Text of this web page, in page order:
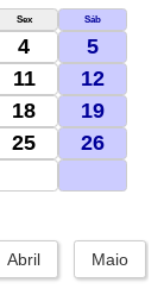
Sex Sáb
4
5
11
12
18
19
25
26
Abril Maio